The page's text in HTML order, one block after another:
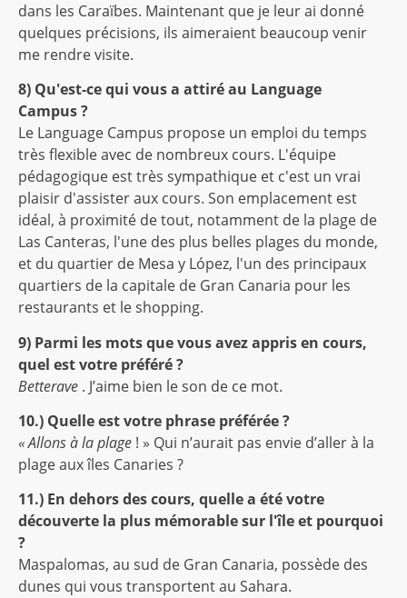
dans les Caraïbes. Maintenant que je leur ai donné
quelques précisions, ils aimeraient beaucoup venir
me rendre visite.
8) Qu'est-ce qui vous a attiré au Language
Campus ?
Le Language Campus propose un emploi du temps
très flexible avec de nombreux cours. L'équipe
pédagogique est très sympathique et c'est un vrai
plaisir d'assister aux cours. Son emplacement est
idéal, à proximité de tout, notamment de la plage de
Las Canteras, l'une des plus belles plages du monde,
et du quartier de Mesa y López, l'un des principaux
quartiers de la capitale de Gran Canaria pour les
restaurants et le shopping.
9) Parmi les mots que vous avez appris en cours,
quel est votre préféré ?
Betterave . J’aime bien le son de ce mot.
10.) Quelle est votre phrase préférée ?
« Allons à la plage ! » Qui n’aurait pas envie d’aller à la
plage aux îles Canaries ?
11.) En dehors des cours, quelle a été votre
découverte la plus mémorable sur l'île et pourquoi
?
Maspalomas, au sud de Gran Canaria, possède des
dunes qui vous transportent au Sahara.